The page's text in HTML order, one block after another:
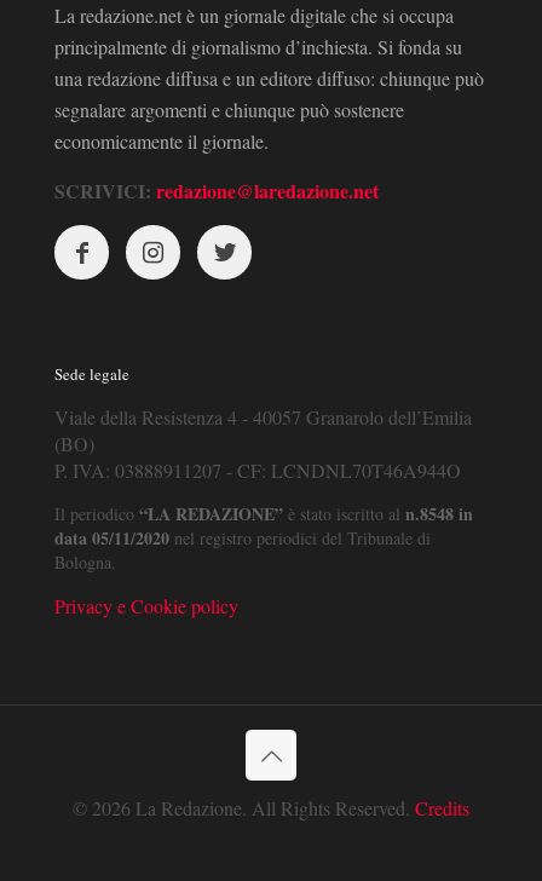
La redazione.net è un giornale digitale che si occupa
principalmente di giornalismo d’inchiesta. Si fonda su
una redazione diffusa e un editore diffuso: chiunque può
segnalare argomenti e chiunque può sostenere
economicamente il giornale.
SCRIVICI: redazione@laredazione.net
Sede legale
Viale della Resistenza 4 - 40057 Granarolo dell’Emilia
(BO)
P. IVA: 03888911207 - CF: LCNDNL70T46A944O
Il periodico “LA REDAZIONE” è stato iscritto al n.8548 in
data 05/11/2020 nel registro periodici del Tribunale di
Bologna.
Privacy e Cookie policy
© 2026 La Redazione. All Rights Reserved. Credits